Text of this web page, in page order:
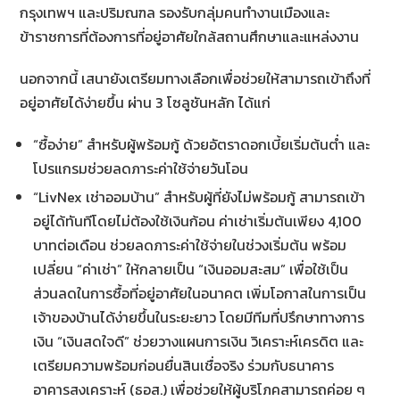
กรุงเทพฯ และปริมณฑล รองรับกลุ่มคนทำงานเมืองและ
ข้าราชการที่ต้องการที่อยู่อาศัยใกล้สถานศึกษาและแหล่งงาน
นอกจากนี้ เสนายังเตรียมทางเลือกเพื่อช่วยให้สามารถเข้าถึงที่
อยู่อาศัยได้ง่ายขึ้น ผ่าน 3 โซลูชันหลัก ได้แก่
“ซื้อง่าย” สำหรับผู้พร้อมกู้ ด้วยอัตราดอกเบี้ยเริ่มต้นต่ำ และ
โปรแกรมช่วยลดภาระค่าใช้จ่ายวันโอน
“LivNex เช่าออมบ้าน” สำหรับผู้ที่ยังไม่พร้อมกู้ สามารถเข้า
อยู่ได้ทันทีโดยไม่ต้องใช้เงินก้อน ค่าเช่าเริ่มต้นเพียง 4,100
บาทต่อเดือน ช่วยลดภาระค่าใช้จ่ายในช่วงเริ่มต้น พร้อม
เปลี่ยน “ค่าเช่า” ให้กลายเป็น “เงินออมสะสม” เพื่อใช้เป็น
ส่วนลดในการซื้อที่อยู่อาศัยในอนาคต เพิ่มโอกาสในการเป็น
เจ้าของบ้านได้ง่ายขึ้นในระยะยาว โดยมีทีมที่ปรึกษาทางการ
เงิน “เงินสดใจดี” ช่วยวางแผนการเงิน วิเคราะห์เครดิต และ
เตรียมความพร้อมก่อนยื่นสินเชื่อจริง ร่วมกับธนาคาร
อาคารสงเคราะห์ (ธอส.) เพื่อช่วยให้ผู้บริโภคสามารถค่อย ๆ